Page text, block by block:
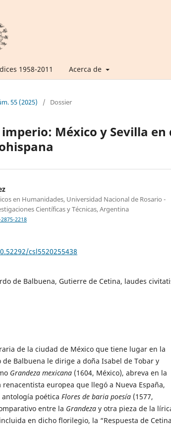
1958-2011 Acerca de
55 (2025) / Dossier
México y Sevilla
en Humanidades, Universidad Nacional de Rosario -
Científicas y Técnicas, Argentina
2218
csl5520255438
de Balbuena, Gutierre de Cetina, laudes
de la ciudad de México que tiene lugar en la
Balbuena le dirige a doña Isabel de Tobar y
Grandeza mexicana (1604, México), abreva en la
europea que llegó a Nueva España,
poética Flores de baria poesía (1577,
entre la Grandeza y otra pieza de la
en dicho florilegio, la “Respuesta de Cetina